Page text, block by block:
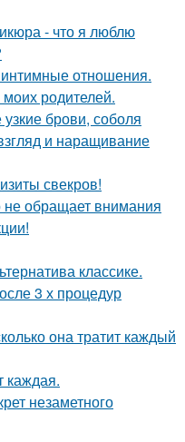
- что я люблю
отношения.
родителей.
брови, соболя
и наращивание
свекров!
обращает внимания
классике.
3 х процедур
она тратит каждый
каждая.
незаметного